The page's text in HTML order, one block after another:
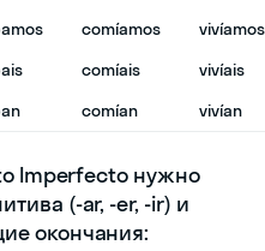
comíamos
vivíamos
comíais
vivíais
comían vivían
Imperfecto нужно
(-ar, -er, -ir) и
окончания: